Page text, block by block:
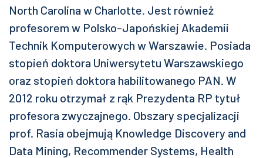
North Carolina w Charlotte. Jest również
profesorem w Polsko-Japońskiej Akademii
Technik Komputerowych w Warszawie. Posiada
stopień doktora Uniwersytetu Warszawskiego
oraz stopień doktora habilitowanego PAN. W
2012 roku otrzymał z rąk Prezydenta RP tytuł
profesora zwyczajnego. Obszary specjalizacji
prof. Rasia obejmują Knowledge Discovery and
Data Mining, Recommender Systems, Health